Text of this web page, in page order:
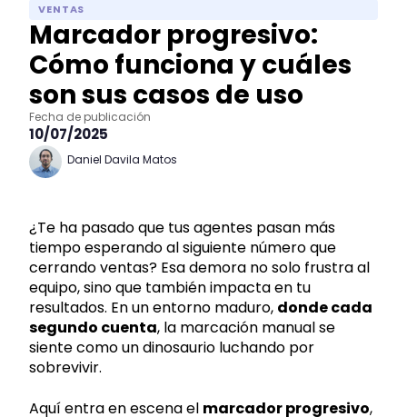
VENTAS
Marcador progresivo:
Cómo funciona y cuáles
son sus casos de uso
Fecha de publicación
10/07/2025
Daniel Davila Matos
¿Te ha pasado que tus agentes pasan más
tiempo esperando al siguiente número que
cerrando ventas? Esa demora no solo frustra al
equipo, sino que también impacta en tu
resultados. En un entorno maduro, donde cada
segundo cuenta, la marcación manual se
siente como un dinosaurio luchando por
sobrevivir.
Aquí entra en escena el marcador progresivo,